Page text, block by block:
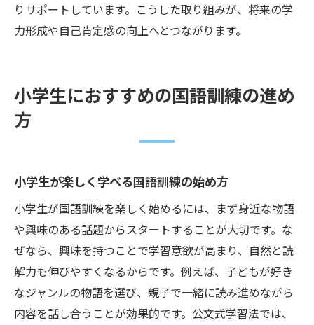
りサポートしています。こうした取り組みが、将来の学
力形成や自己肯定感の向上へとつながります。
小学生におすすめの国語訓練の進め
方
小学生が楽しく学べる国語訓練の始め方
小学生が国語訓練を楽しく始めるには、まず身近な物語
や興味のある話題からスタートすることが大切です。な
ぜなら、興味を持つことで学習意欲が高まり、自然と読
解力も伸びやすくなるからです。例えば、子どもが好き
なジャンルの物語を選び、親子で一緒に読み進めながら
内容を話し合うことが効果的です。公文式学習法では、